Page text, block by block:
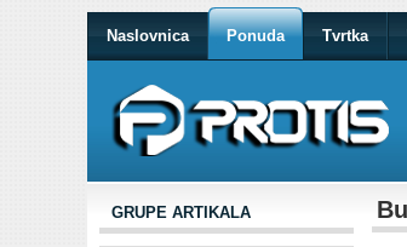
Naslovnica Ponuda Tvrtka
GRUPE ARTIKALA